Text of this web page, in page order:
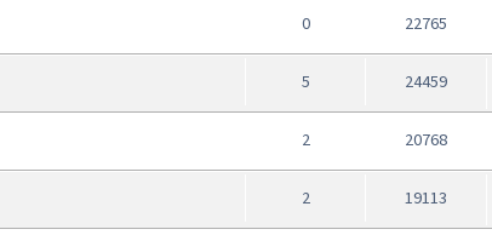
0 22765
5 24459
2 20768
2 19113